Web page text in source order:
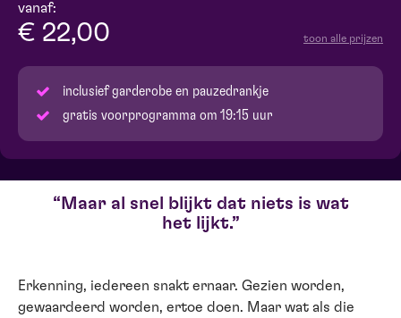
vanaf:
€ 22,00 toon alle prijzen
inclusief garderobe en pauzedrankje
gratis voorprogramma om 19:15 uur
Maar al snel blijkt dat niets is wat
het lijkt.
Erkenning, iedereen snakt ernaar. Gezien worden,
gewaardeerd worden, ertoe doen. Maar wat als die